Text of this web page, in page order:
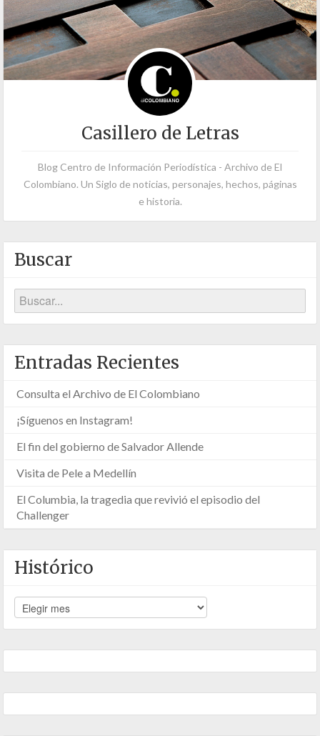
Casillero de Letras
Blog Centro de Información Periodística - Archivo de El
Colombiano. Un Siglo de noticias, personajes, hechos, páginas
e historia.
Buscar
Entradas Recientes
Consulta el Archivo de El Colombiano
¡Síguenos en Instagram!
El fin del gobierno de Salvador Allende
Visita de Pele a Medellín
El Columbia, la tragedia que revivió el episodio del
Challenger
Histórico